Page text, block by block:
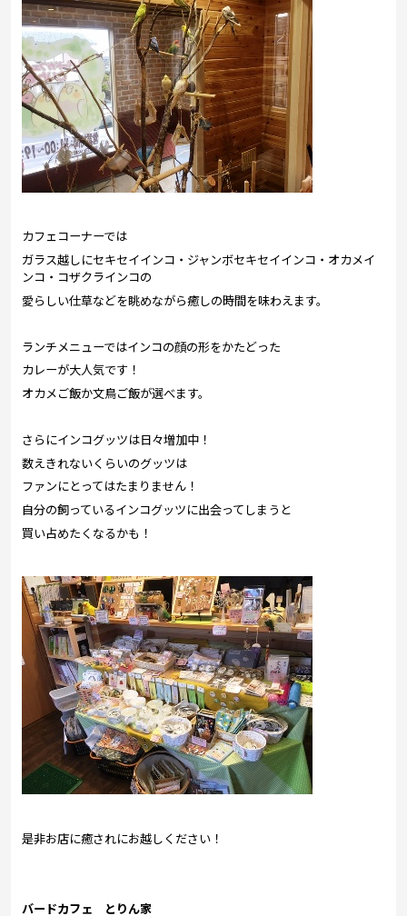
カフェコーナーでは
ガラス越しにセキセイインコ・ジャンボセキセイインコ・オカメイ
ンコ・コザクラインコの
愛らしい仕草などを眺めながら癒しの時間を味わえます。
ランチメニューではインコの顔の形をかたどった
カレーが大人気です！
オカメご飯か文鳥ご飯が選べます。
さらにインコグッツは日々増加中！
数えきれないくらいのグッツは
ファンにとってはたまりません！
自分の飼っているインコグッツに出会ってしまうと
買い占めたくなるかも！
是非お店に癒されにお越しください！
バードカフェ とりん家